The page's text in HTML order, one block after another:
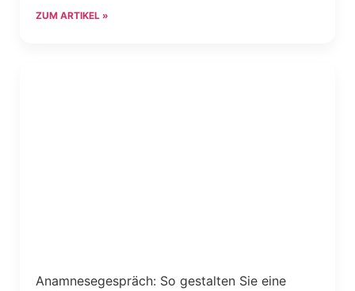
ZUM ARTIKEL »
Anamnesegespräch: So gestalten Sie eine